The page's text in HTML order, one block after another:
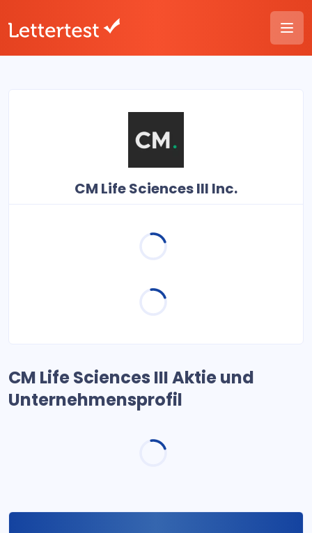
CM Life Sciences III Inc.
CM Life Sciences III Aktie und
Unternehmensprofil